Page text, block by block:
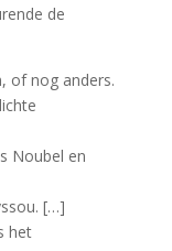
de
of nog anders.
Noubel en
[…]
het